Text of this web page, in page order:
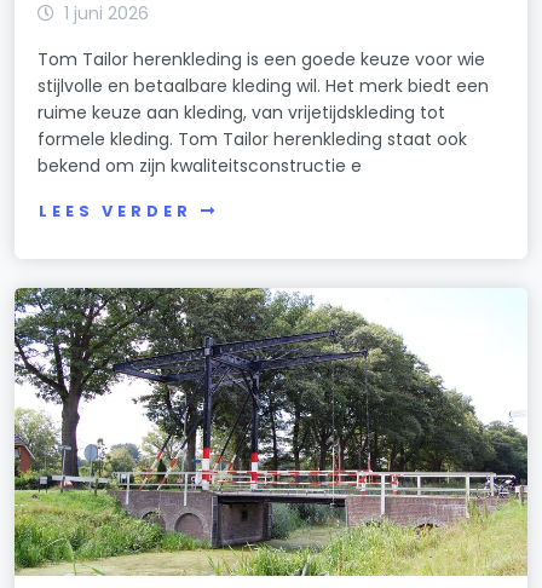
1 juni 2026
Tom Tailor herenkleding is een goede keuze voor wie
stijlvolle en betaalbare kleding wil. Het merk biedt een
ruime keuze aan kleding, van vrijetijdskleding tot
formele kleding. Tom Tailor herenkleding staat ook
bekend om zijn kwaliteitsconstructie e
LEES VERDER